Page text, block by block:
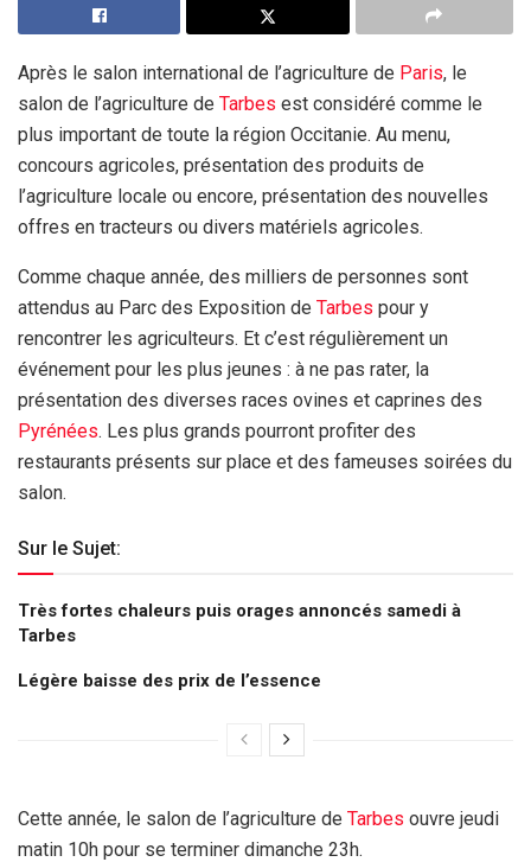
Après le salon international de l’agriculture de Paris, le
salon de l’agriculture de Tarbes est considéré comme le
plus important de toute la région Occitanie. Au menu,
concours agricoles, présentation des produits de
l’agriculture locale ou encore, présentation des nouvelles
offres en tracteurs ou divers matériels agricoles.
Comme chaque année, des milliers de personnes sont
attendus au Parc des Exposition de Tarbes pour y
rencontrer les agriculteurs. Et c’est régulièrement un
événement pour les plus jeunes : à ne pas rater, la
présentation des diverses races ovines et caprines des
Pyrénées. Les plus grands pourront profiter des
restaurants présents sur place et des fameuses soirées du
salon.
Sur le Sujet:
Très fortes chaleurs puis orages annoncés samedi à
Tarbes
Légère baisse des prix de l’essence
Cette année, le salon de l’agriculture de Tarbes ouvre jeudi
matin 10h pour se terminer dimanche 23h.